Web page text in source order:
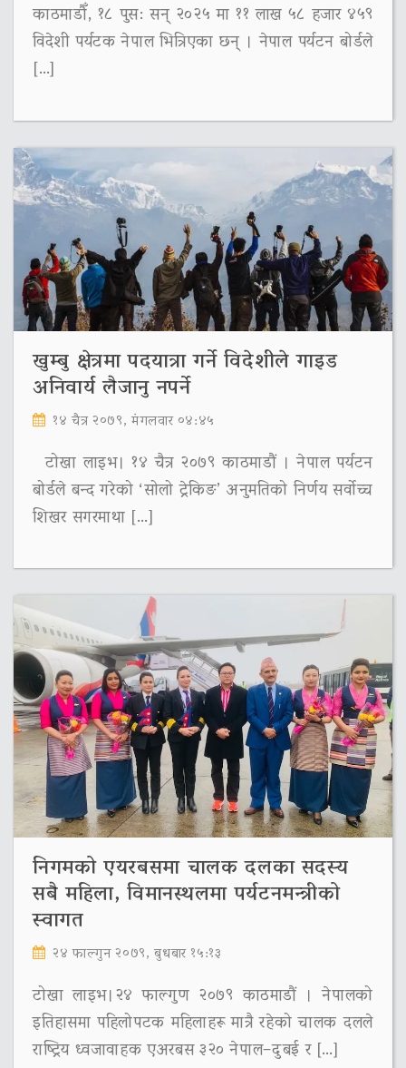
काठमाडौँ, १८ पुस: सन् २०२५ मा ११ लाख ५८ हजार ४५९
विदेशी पर्यटक नेपाल भित्रिएका छन् । नेपाल पर्यटन बोर्डले
[…]
खुम्बु क्षेत्रमा पदयात्रा गर्ने विदेशीले गाइड
अनिवार्य लैजानु नपर्ने
१४ चैत्र २०७९, मंगलवार ०४:४५
टोखा लाइभ। १४ चैत्र २०७९ काठमाडौं । नेपाल पर्यटन
बोर्डले बन्द गरेको ‘सोलो ट्रेकिङ’ अनुमतिको निर्णय सर्वोच्च
शिखर सगरमाथा […]
निगमको एयरबसमा चालक दलका सदस्य
सबै महिला, विमानस्थलमा पर्यटनमन्त्रीको
स्वागत
२४ फाल्गुन २०७९, बुधबार १५:१३
टोखा लाइभ।२४ फाल्गुण २०७९ काठमाडौं । नेपालको
इतिहासमा पहिलोपटक महिलाहरू मात्रै रहेको चालक दलले
राष्ट्रिय ध्वजावाहक एअरबस ३२० नेपाल–दुबई र […]